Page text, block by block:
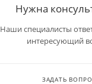
Нужна
Наши специалисты
интересующий
ЗАДАТЬ